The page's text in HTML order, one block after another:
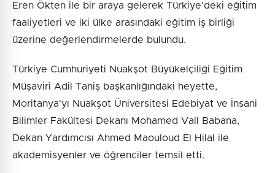
Eren Ökten ile bir araya gelerek Türkiye'deki eğitim
faaliyetleri ve iki ülke arasındaki eğitim iş birliği
üzerine değerlendirmelerde bulundu.
Türkiye Cumhuriyeti Nuakşot Büyükelçiliği Eğitim
Müşaviri Adil Taniş başkanlığındaki heyette,
Moritanya'yı Nuakşot Üniversitesi Edebiyat ve İnsani
Bilimler Fakültesi Dekanı Mohamed Vall Babana,
Dekan Yardımcısı Ahmed Maouloud El Hilal ile
akademisyenler ve öğrenciler temsil etti.